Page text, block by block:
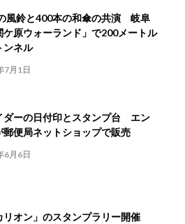
風鈴と400本の和傘の共演 岐阜
ケ原ウォーランド」で200メートル
ンネル
7月1日
ダーの日付印とスタンプ台 エン
郵便局ネットショップで販売
6月6日
リオン」のスタンプラリー開催